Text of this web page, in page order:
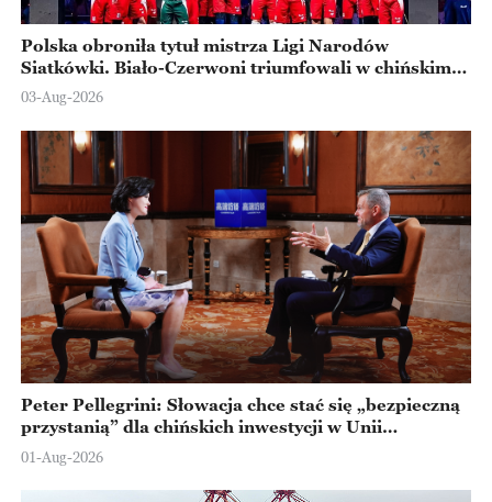
Polska obroniła tytuł mistrza Ligi Narodów
Siatkówki. Biało-Czerwoni triumfowali w chińskim
Ningbo
03-Aug-2026
Peter Pellegrini: Słowacja chce stać się „bezpieczną
przystanią” dla chińskich inwestycji w Unii
Europejskiej
01-Aug-2026